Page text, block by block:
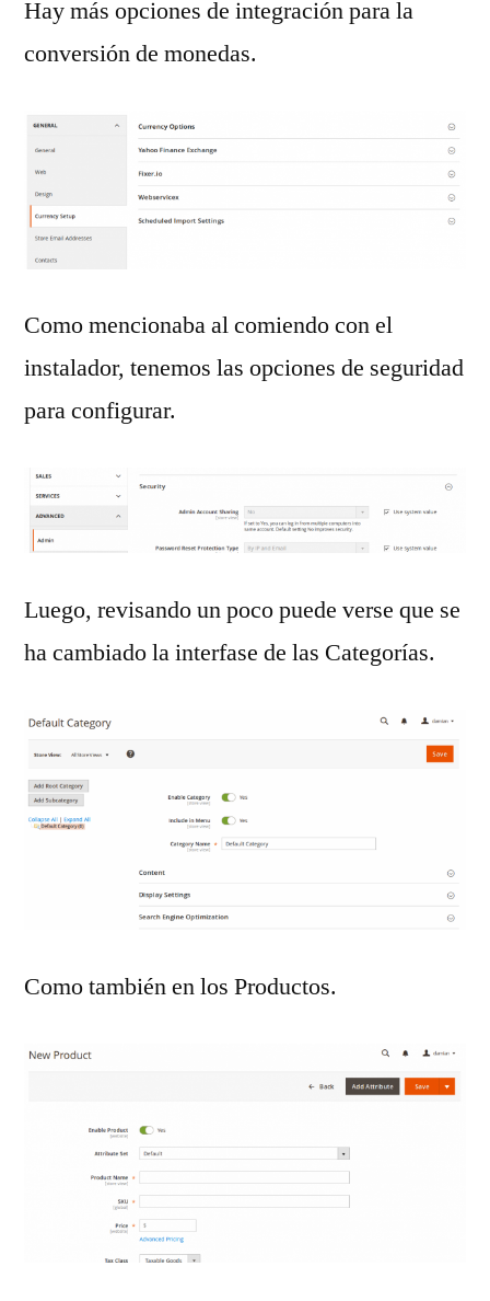
Hay más opciones de integración para la
conversión de monedas.
Como mencionaba al comiendo con el
instalador, tenemos las opciones de seguridad
para configurar.
Luego, revisando un poco puede verse que se
ha cambiado la interfase de las Categorías.
Como también en los Productos.